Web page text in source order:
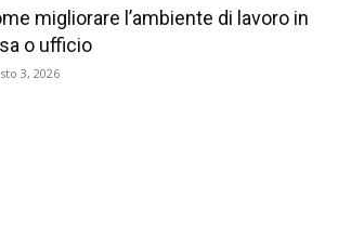
migliorare l’ambiente di lavoro in
o ufficio
3, 2026